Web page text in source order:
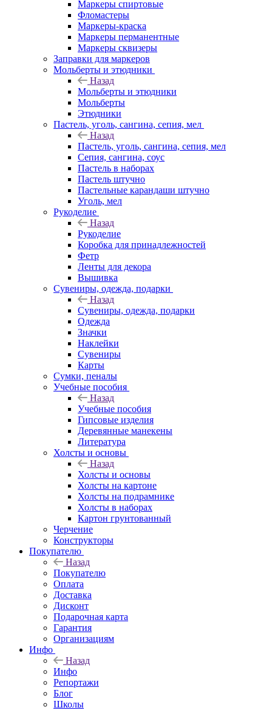
Маркеры спиртовые
Фломастеры
Маркеры-краска
Маркеры перманентные
Маркеры сквизеры
Заправки для маркеров
Мольберты и этюдники
Назад
Мольберты и этюдники
Мольберты
Этюдники
Пастель, уголь, сангина, сепия, мел
Назад
Пастель, уголь, сангина, сепия, мел
Сепия, сангина, соус
Пастель в наборах
Пастель штучно
Пастельные карандаши штучно
Уголь, мел
Рукоделие
Назад
Рукоделие
Коробка для принадлежностей
Фетр
Ленты для декора
Вышивка
Сувениры, одежда, подарки
Назад
Сувениры, одежда, подарки
Одежда
Значки
Наклейки
Сувениры
Карты
Сумки, пеналы
Учебные пособия
Назад
Учебные пособия
Гипсовые изделия
Деревянные манекены
Литература
Холсты и основы
Назад
Холсты и основы
Холсты на картоне
Холсты на подрамнике
Холсты в наборах
Картон грунтованный
Черчение
Конструкторы
Покупателю
Назад
Покупателю
Оплата
Доставка
Дисконт
Подарочная карта
Гарантия
Организациям
Инфо
Назад
Инфо
Репортажи
Блог
Школы